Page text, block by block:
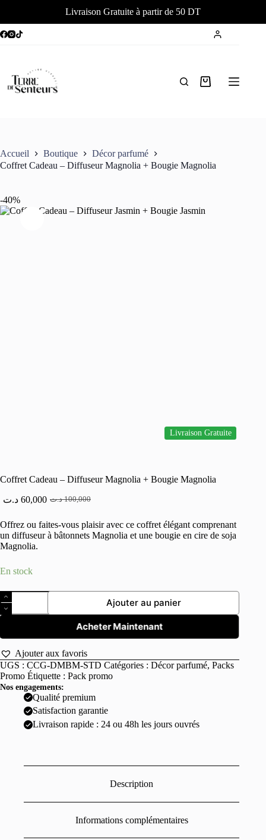
Livraison Gratuite à partir de 50 DT
Passer
au
Panier
Accueil Boutique
Décor parfumé
Coffret Cadeau – Diffuseur Magnolia + Bougie Magnolia
-40%
Livraison Gratuite
Coffret Cadeau – Diffuseur Magnolia + Bougie Magnolia
100,000 د.تLe
initial
était :
60,000 د.ت
Le
actuel
est :
Offrez ou faites-vous plaisir avec ce coffret élégant comprenant
un diffuseur à bâtonnets Magnolia et une bougie en cire de soja
Magnolia.
En stock
quantité
de
Coffret
–
Magnolia
+
Bougie
Magnolia
Ajouter au panier
Acheter Maintenant
Ajouter aux favoris
UGS : CCG-DMBM-STD Catégories : Décor parfumé, Packs
Promo Étiquette : Pack promo
Nos engagements:
Qualité premium
Satisfaction garantie
Livraison rapide : 24 ou 48h les jours ouvrés
Description
Informations complémentaires